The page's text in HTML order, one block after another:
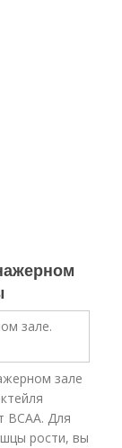
зале
BCAA. Для
рости, вы